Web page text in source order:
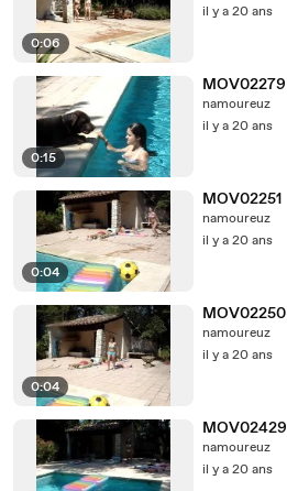
0:06
il y a 20 ans
0:15
MOV02279
namoureuz
il y a 20 ans
0:04
MOV02251
namoureuz
il y a 20 ans
0:04
MOV02250
namoureuz
il y a 20 ans
MOV02429
namoureuz
il y a 20 ans